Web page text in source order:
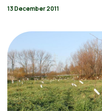
13 December 2011